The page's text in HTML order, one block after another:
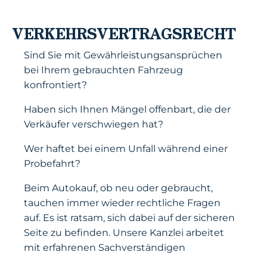
VERKEHRSVERTRAGSRECHT
Sind Sie mit Gewährleistungsansprüchen
bei Ihrem gebrauchten Fahrzeug
konfrontiert?
Haben sich Ihnen Mängel offenbart, die der
Verkäufer verschwiegen hat?
Wer haftet bei einem Unfall während einer
Probefahrt?
Beim Autokauf, ob neu oder gebraucht,
tauchen immer wieder rechtliche Fragen
auf. Es ist ratsam, sich dabei auf der sicheren
Seite zu befinden. Unsere Kanzlei arbeitet
mit erfahrenen Sachverständigen